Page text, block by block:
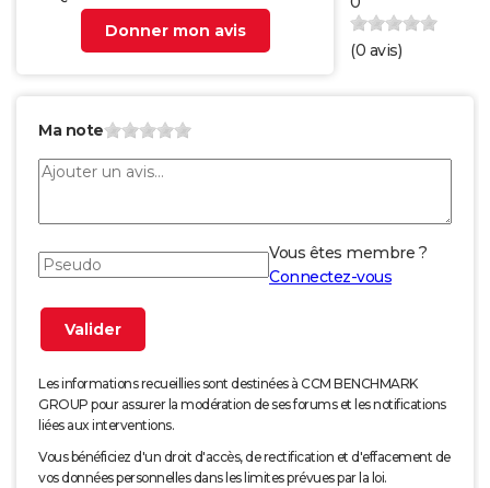
Donner mon avis
(0 avis)
Ma note
Vous êtes membre ?
Connectez-vous
Les informations recueillies sont destinées à CCM BENCHMARK
GROUP pour assurer la modération de ses forums et les notifications
liées aux interventions.
Vous bénéficiez d'un droit d'accès, de rectification et d'effacement de
vos données personnelles dans les limites prévues par la loi.